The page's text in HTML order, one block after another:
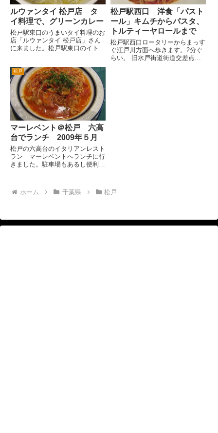
ルウァンタイ 松戸店 タ
イ料理で、グリーンカレー
松戸駅東口のうまいタイ料理のお
店「ルウァンタイ 松戸店」さん
に来ました。松戸駅東口のイトー
なりにまっすぐ歩いて行くと、3
個目の信号をわたって左です。
春巻き。いわゆる揚げ春巻きで
す...
松戸駅西口 洋食「パスト
ール」キムチからパスタ、
トルティーヤロールまで
松戸駅西口ロータリーからまっす
ぐ江戸川方面へ歩きます。2分ぐ
らい。 旧水戸街道街道交差点を
松戸
マーレベント＠松戸 六高
台でランチ 2009年５月
松戸の六高台のイタリアンレスト
ラン マーレベントへランチに行
きました。駐車場もあるし便利で
ンが、ついてます。 カップスー
プもついてます。コンソメスープ
ホーム 千葉県 松戸